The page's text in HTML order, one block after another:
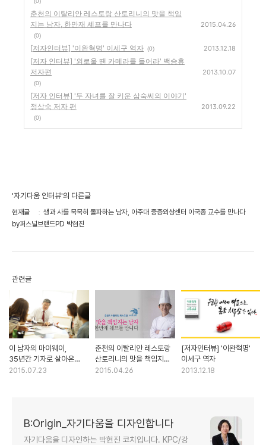
춘천의 이탈리안 레스토랑 산토리니의 맛을 책임
지는 남자, 한만재 셰프를 만나다
(0)
2015.04.26
[저자인터뷰] '이완혁명' 이세구 역자 (0) 2013.12.18
[저자 인터뷰] '외로울 땐 카메라를 들어라' 백승휴
저자편
(0)
2013.10.07
[저자 인터뷰] '두 자녀를 잘 키운 삼숙씨의 이야기'
정삼숙 저자 편
(0)
2013.09.22
'자기다움 인터뷰'의 다른글
현재글
생과 사를 묵묵히 돌파하는 남자, 아주대 중증외상센터 이국종 교수를 만나다
by퍼스널브랜드PD 박현진
관련글
이 남자의 마이웨이,
35년간 기자로 살아온
중앙일보 박보균 대기자
2015.07.23
춘천의 이탈리안 레스토랑
산토리니의 맛을 책임지는
남자, 한만재 셰프를 만나다
2015.04.26
[저자인터뷰] '이완혁명'
이세구 역자
2013.12.18
B:Origin_자기다움을 디자인합니다
자기다움을 디자인하는 박현진 코치입니다. KPC/강